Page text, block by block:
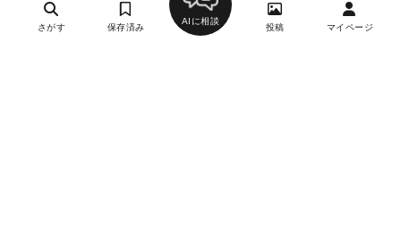
さがす 保存済み
AIに相談
投稿 マイページ